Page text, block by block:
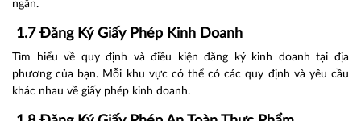
ngắn.
1.7 Đăng Ký Giấy Phép Kinh Doanh
Tìm hiểu về quy định và điều kiện đăng ký kinh doanh tại địa
phương của bạn. Mỗi khu vực có thể có các quy định và yêu cầu
khác nhau về giấy phép kinh doanh.